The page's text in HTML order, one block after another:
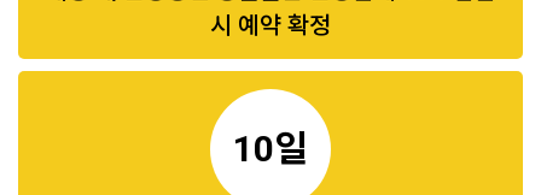
시 예약 확정
10일